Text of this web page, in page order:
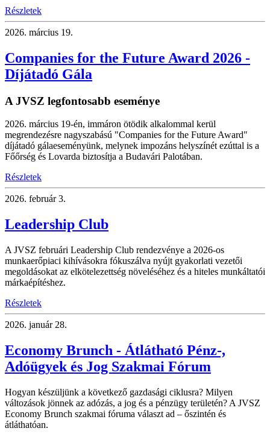
Részletek
2026. március 19.
Companies for the Future Award 2026 -
Díjátadó Gála
A JVSZ legfontosabb eseménye
2026. március 19-én, immáron ötödik alkalommal kerül
megrendezésre nagyszabású "Companies for the Future Award"
díjátadó gálaeseményünk, melynek impozáns helyszínét ezúttal is a
Főőrség és Lovarda biztosítja a Budavári Palotában.
Részletek
2026. február 3.
Leadership Club
A JVSZ februári Leadership Club rendezvénye a 2026-os
munkaerőpiaci kihívásokra fókuszálva nyújt gyakorlati vezetői
megoldásokat az elkötelezettség növeléséhez és a hiteles munkáltatói
márkaépítéshez.
Részletek
2026. január 28.
Economy Brunch - Átlátható Pénz-,
Adóügyek és Jog Szakmai Fórum
Hogyan készüljünk a következő gazdasági ciklusra? Milyen
változások jönnek az adózás, a jog és a pénzügy területén? A JVSZ
Economy Brunch szakmai fóruma választ ad – őszintén és
átláthatóan.